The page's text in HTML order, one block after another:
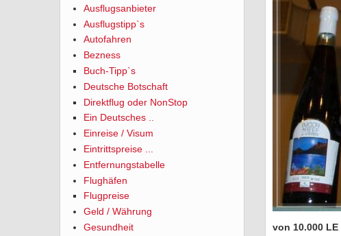
Ausflugsanbieter
Ausflugstipp`s
Autofahren
Bezness
Buch-Tipp`s
Deutsche Botschaft
Direktflug oder NonStop
Ein Deutsches ..
Einreise / Visum
Eintrittspreise ...
Entfernungstabelle
Flughäfen
Flugpreise
Geld / Währung
Gesundheit
von 10.000 LE